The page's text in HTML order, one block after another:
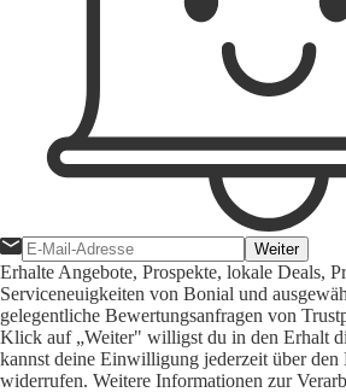
Weiter
Erhalte Angebote, Prospekte, lokale Deals,
Serviceneuigkeiten von Bonial und
gelegentliche Bewertungsanfragen von
Klick auf „Weiter" willigst du in den Erhalt
kannst deine Einwilligung jederzeit über
widerrufen. Weitere Informationen zur